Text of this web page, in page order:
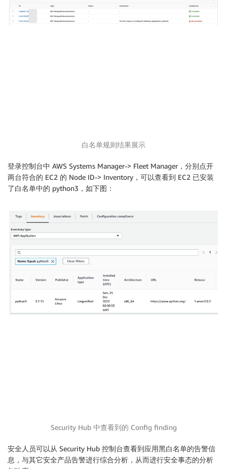
白名单规则结果展示
登录控制台中 AWS Systems Manager-> Fleet Manager，分别点开
两台符合的 EC2 的 Node ID-> Inventory，可以查看到 EC2 已安装
了白名单中的 python3，如下图：
Security Hub 中查看到的 Config finding
安全人员可以从 Security Hub 控制台查看到应用黑白名单的告警信
息，与其它安全产品告警进行综合分析，从而进行安全事态的分析